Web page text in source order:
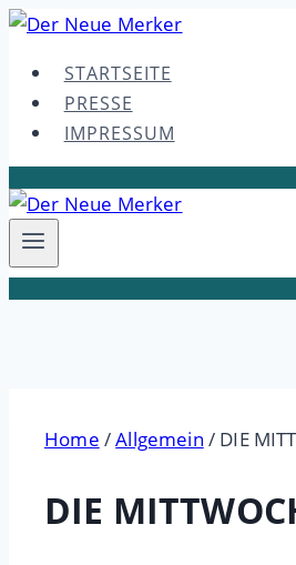
Skip
contentSTARTSEITE
PRESSE
IMPRESSUM
Home /Allgemein / DIE
DIE